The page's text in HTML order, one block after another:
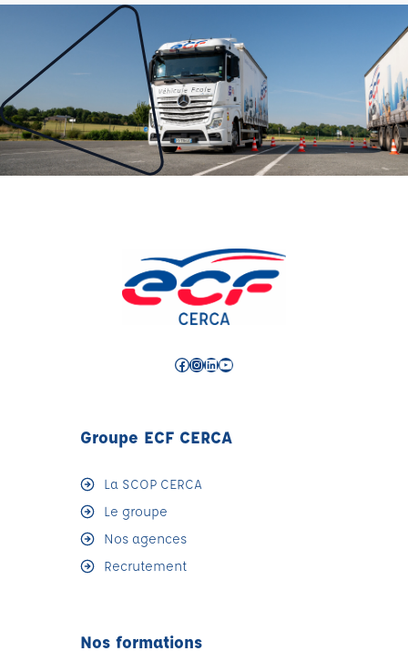
Facebook
Instagram
LinkedIn
YouTube
Groupe ECF CERCA
La SCOP CERCA
Le groupe
Nos agences
Recrutement
Nos formations